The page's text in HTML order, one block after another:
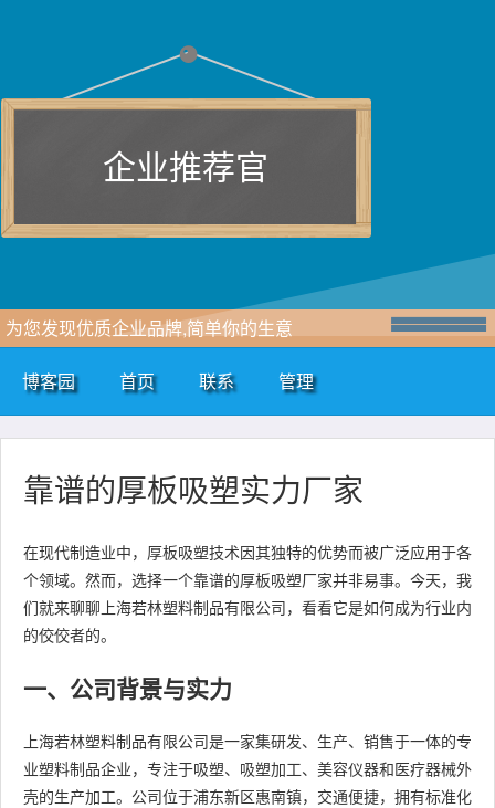
企业推荐官
为您发现优质企业品牌,简单你的生意
博客园 首页 联系 管理
靠谱的厚板吸塑实力厂家
在现代制造业中，厚板吸塑技术因其独特的优势而被广泛应用于各
个领域。然而，选择一个靠谱的厚板吸塑厂家并非易事。今天，我
们就来聊聊上海若林塑料制品有限公司，看看它是如何成为行业内
的佼佼者的。
一、公司背景与实力
上海若林塑料制品有限公司是一家集研发、生产、销售于一体的专
业塑料制品企业，专注于吸塑、吸塑加工、美容仪器和医疗器械外
壳的生产加工。公司位于浦东新区惠南镇，交通便捷，拥有标准化